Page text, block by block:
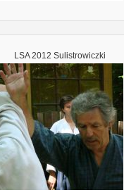
LSA 2012 Sulistrowiczki